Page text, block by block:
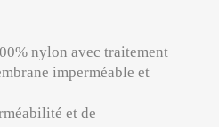
nylon avec traitement
imperméable et
et de